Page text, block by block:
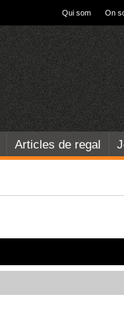
Qui som On
Articles de regal